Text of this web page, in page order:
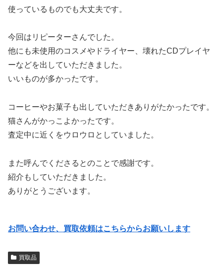
使っているものでも大丈夫です。
今回はリピーターさんでした。
他にも未使用のコスメやドライヤー、壊れたCDプレイヤ
ーなどを出していただきました。
いいものが多かったです。
コーヒーやお菓子も出していただきありがたかったです。
猫さんがかっこよかったです。
査定中に近くをウロウロとしていました。
また呼んでくださるとのことで感謝です。
紹介もしていただきました。
ありがとうございます。
お問い合わせ、買取依頼はこちらからお願いします
買取品